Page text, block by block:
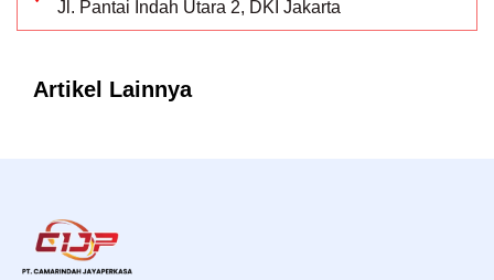
Jl. Pantai Indah Utara 2, DKI Jakarta
Artikel Lainnya